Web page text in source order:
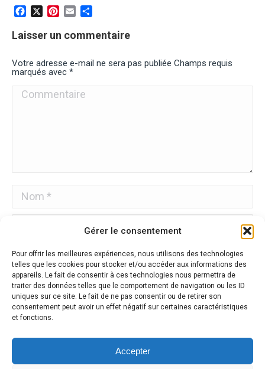
Gérer le consentement
Pour offrir les meilleures expériences, nous utilisons des technologies
telles que les cookies pour stocker et/ou accéder aux informations des
appareils. Le fait de consentir à ces technologies nous permettra de
traiter des données telles que le comportement de navigation ou les ID
uniques sur ce site. Le fait de ne pas consentir ou de retirer son
consentement peut avoir un effet négatif sur certaines caractéristiques
et fonctions.
Accepter
FacebookPinterest
Email
Laisser un commentaire
Votre adresse e-mail ne sera pas publiée Champs requis
marqués avec *
Commentaire
Nom *
E-mail *
Site Web
Enregistrez mon nom, mon e-mail et mon site Web dans
ce navigateur pour la prochaine fois que je commenterai.